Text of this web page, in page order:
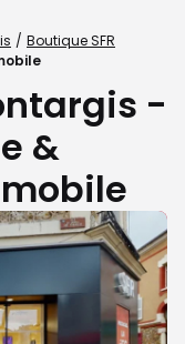
Boutique SFR
-
&